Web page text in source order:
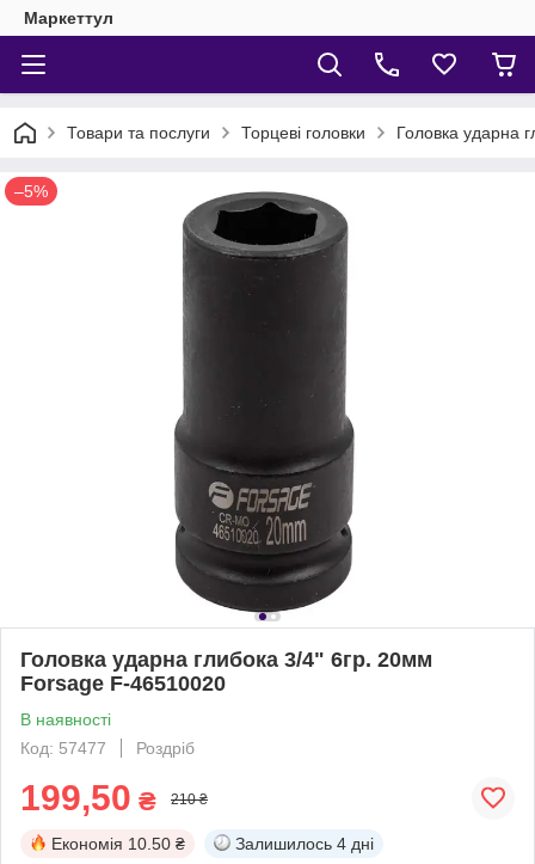
Маркеттул
Товари та послуги Торцеві головки Головка ударна
–5%
Головка ударна глибока 3/4" 6гр. 20мм
Forsage F-46510020
В наявності
Код: 57477
Роздріб
199,50 ₴ 210 ₴
Економія 10.50 ₴ Залишилось 4 дні